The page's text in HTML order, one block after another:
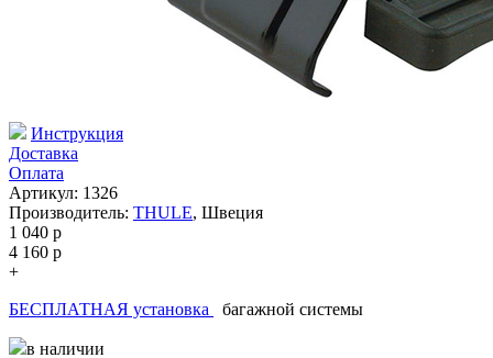
Инструкция
Доставка
Оплата
Артикул: 1326
Производитель: THULE, Швеция
1 040 p
4 160 p
+
БЕСПЛАТНАЯ установка
багажной системы
в наличии